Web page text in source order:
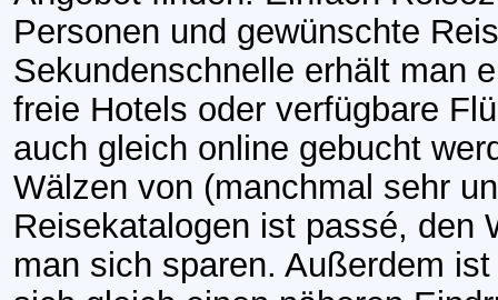
Personen und gewünschte
Sekundenschnelle erhält man
freie Hotels oder verfügbare
auch gleich online gebucht
Wälzen von (manchmal sehr
Reisekatalogen ist passé, den
man sich sparen. Außerdem